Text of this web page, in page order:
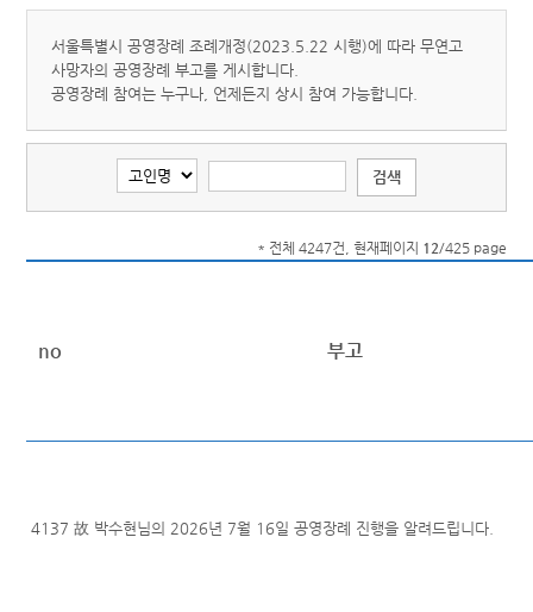
서울특별시 공영장례 조례개정(2023.5.22 시행)에 따라 무연고
사망자의 공영장례 부고를 게시합니다.
공영장례 참여는 누구나, 언제든지 상시 참여 가능합니다.
* 전체 4247건, 현재페이지 12/425 page
no 부고
4137 故 박수현님의 2026년 7월 16일 공영장례 진행을 알려드립니다.